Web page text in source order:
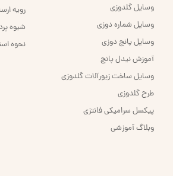
رویه
شیوه
نحوه
وسایل گلدوزی
وسایل شماره دوزی
وسایل پانچ دوزی
آموزش نیدل پانچ
وسایل ساخت زیورآلات گلدوزی
طرح گلدوزی
پیکسل سرامیکی فانتزی
وبلاگ آموزشی